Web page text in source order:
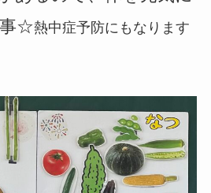
事☆熱中症予防にもなります